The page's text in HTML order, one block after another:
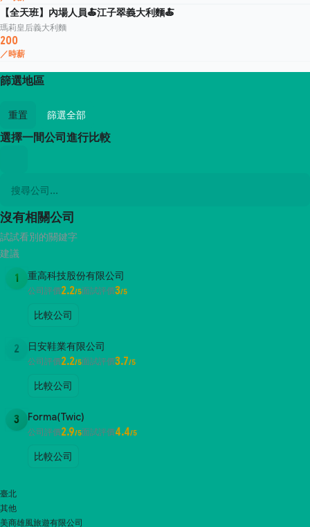
【全天班】內場人員🍝江子翠義大利麵🍝
瑪莉皇后義大利麵
200
／時薪
篩選地區
重置 篩選全部
選擇一間公司進行比較
沒有相關公司
試試看別的關鍵字
建議
1 重高科技股份有限公司
公司評價2.2/5面試評價3/5
比較公司
2 日安鞋業有限公司
公司評價2.2/5面試評價3.7/5
比較公司
3 Forma(Twic)
公司評價2.9/5面試評價4.4/5
比較公司
臺北
其他
美商雄風旅遊有限公司